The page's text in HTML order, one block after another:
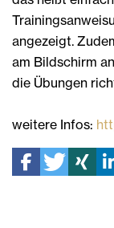
angezeigt.
am Bildschirm
die Übungen
weitere Infos: